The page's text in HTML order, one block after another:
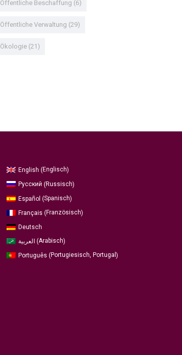
Öffentliche Beschaffung (6)
Öffentliche Verwaltung (29)
Ökologie(21)
English (Englisch)
Русский (Russisch)
Español (Spanisch)
Français (Französisch)
Deutsch
العربية (Arabisch)
Português (Portugiesisch, Portugal )